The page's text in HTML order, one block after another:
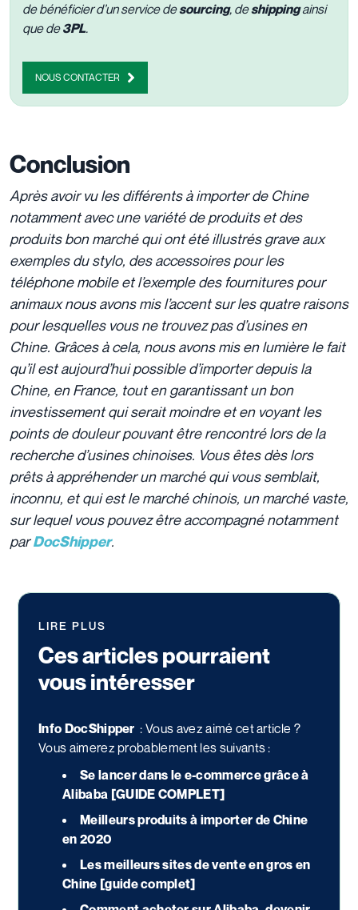
de bénéficier d’un service desourcing, deshippingainsi
que de3PL.
NOUS CONTACTER
Conclusion
Après avoir vu les différents à importer de Chine
notamment avec une variété de produits et des
produits bon marché qui ont été illustrés grave aux
exemples du stylo, des accessoires pour les
téléphone mobile et l’exemple des fournitures pour
animaux nous avons mis l’accent sur les quatre raisons
pour lesquelles vous ne trouvez pas d’usines en
Chine. Grâces à cela, nous avons mis en lumière le fait
qu’il est aujourd’hui possible d’importer depuis la
Chine, en France, tout en garantissant un bon
investissement qui serait moindre et en voyant les
points de douleur pouvant être rencontré lors de la
recherche d’usines chinoises. Vous êtes dès lors
prêts à appréhender un marché qui vous semblait,
inconnu, et qui est le marché chinois, un marché vaste,
sur lequel vous pouvez être accompagné notamment
parDocShipper.
LIRE PLUS
Ces articles pourraient
vous intéresser
Info DocShipper : Vous avez aimé cet article ?
Vous aimerez probablement les suivants :
Se lancer dans le e-commerce grâce à
Alibaba [GUIDE COMPLET]
Meilleurs produits à importer de Chine
en 2020
Les meilleurs sites de vente en gros en
Chine [guide complet]